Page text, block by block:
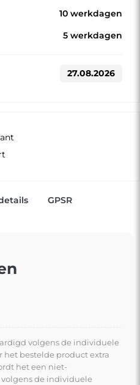
10 werkdagen
5 werkdagen
27.08.2026
GPSR
volgens de individuele
het bestelde product extra
het een niet-
de individuele